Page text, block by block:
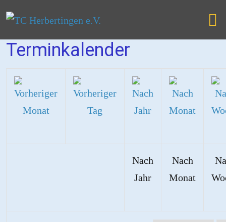
Terminkalender
Nach
Jahr
Nach
Monat